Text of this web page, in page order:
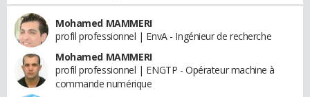
Mohamed MAMMERI
profil professionnel | EnvA - Ingénieur de recherche
Mohamed MAMMERI
profil professionnel | ENGTP - Opérateur machine à
commande numérique